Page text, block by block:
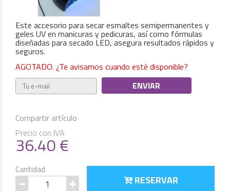
Este accesorio para secar esmaltes semipermanentes y
geles UV en manicuras y pedicuras, así como fórmulas
diseñadas para secado LED, asegura resultados rápidos y
seguros.
AGOTADO. ¿Te avisamos cuando esté disponible?
Compartir artículo
Precio con IVA
36.40€
Cantidad
RESERVAR